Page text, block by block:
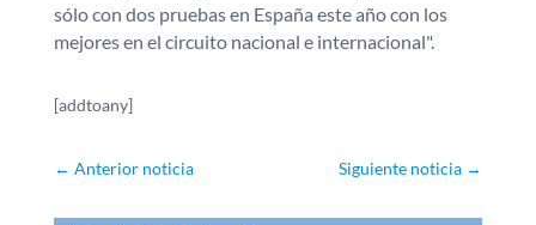
sólo con dos pruebas en España este año con los
mejores en el circuito nacional e internacional".
[addtoany]
← Anterior noticia Siguiente noticia →